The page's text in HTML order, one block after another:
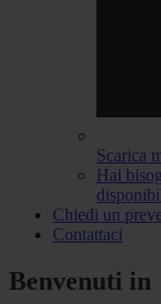
Scarica
Hai
Chiedi un
Contattaci
Benvenuti in